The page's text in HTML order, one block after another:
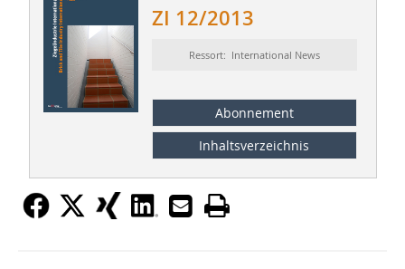
ZI 12/2013
Ressort: International News
Abonnement
Inhaltsverzeichnis